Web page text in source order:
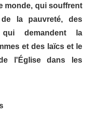
monde, qui souffrent
la pauvreté, des
demandent la
et des laïcs et le
l'Église dans les